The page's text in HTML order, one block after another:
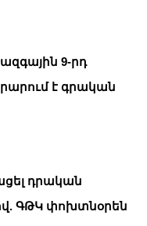
9-րդ
է գրական
դրական
ԳԹԿ փոխտնօրեն